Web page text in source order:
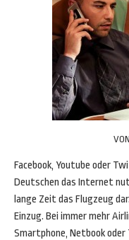
VON
Facebook, Youtube oder
Deutschen das Internet
lange Zeit das Flugzeug
Einzug. Bei immer mehr
Smartphone, Netbook oder